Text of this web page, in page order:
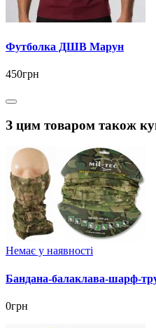
Футболка ДШВ Марун
450грн
З цим товаром також
Немає у наявності
Бандана-балаклава-шарф-
0грн